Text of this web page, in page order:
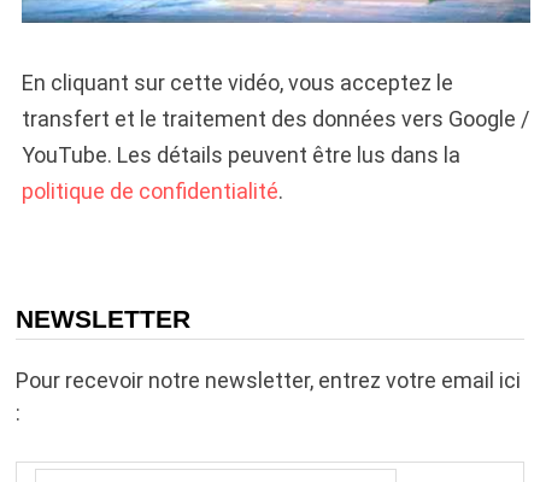
En cliquant sur cette vidéo, vous acceptez le
transfert et le traitement des données vers Google /
YouTube. Les détails peuvent être lus dans la
politique de confidentialité.
NEWSLETTER
Pour recevoir notre newsletter, entrez votre email ici
: